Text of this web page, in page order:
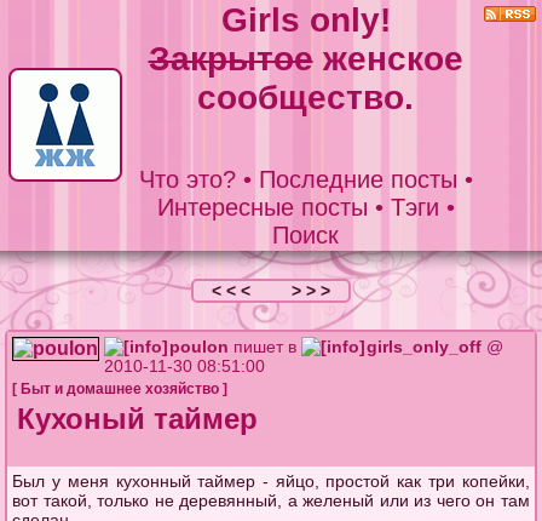
Girls only!
Закрытоеженское
сообщество.
Что это?• Последние посты •
Интересные посты • Тэги •
Поиск
< < < > > >
poulon пишет в girls_only_off @
2010-11-30 08:51:00
[ Быт и домашнее хозяйство ]
Кухоный таймер
Был у меня кухонный таймер - яйцо, простой как три копейки,
вот такой, только не деревянный, а желеный или из чего он там